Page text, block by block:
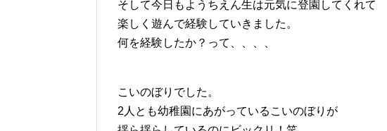
そして今日もようちえん生は元気に登園してくれて
楽しく遊んで経験していきました。
何を経験したか？って、、、、
こいのぼりでした。
2人とも幼稚園にあがっているこいのぼりが